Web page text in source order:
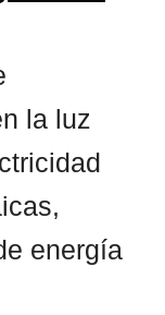
la luz
energía